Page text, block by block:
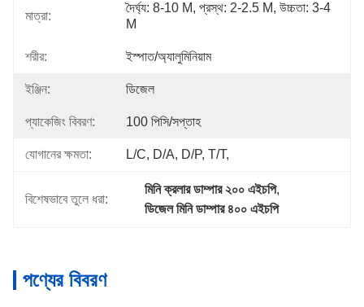
মাত্রা:
দৈর্ঘ্য: 8-10 M, প্রস্থ: 2-2.5 M, উচ্চতা: 3-4
M
শরীর: ইস্পাত/অ্যালুমিনিয়াম
ইঞ্জিন: ডিজেল
প্যাকেজিং বিবরণ: 100 পিসি/সপ্তাহ
যোগানের ক্ষমতা: L/C, D/A, D/P, T/T,
বিশেষভাবে তুলে ধরা:
মিনি ক্রলার ডাম্পার ২০০ এইচপি,
ডিজেল মিনি ডাম্পার ৪০০ এইচপি
পণ্যের বিবরণ